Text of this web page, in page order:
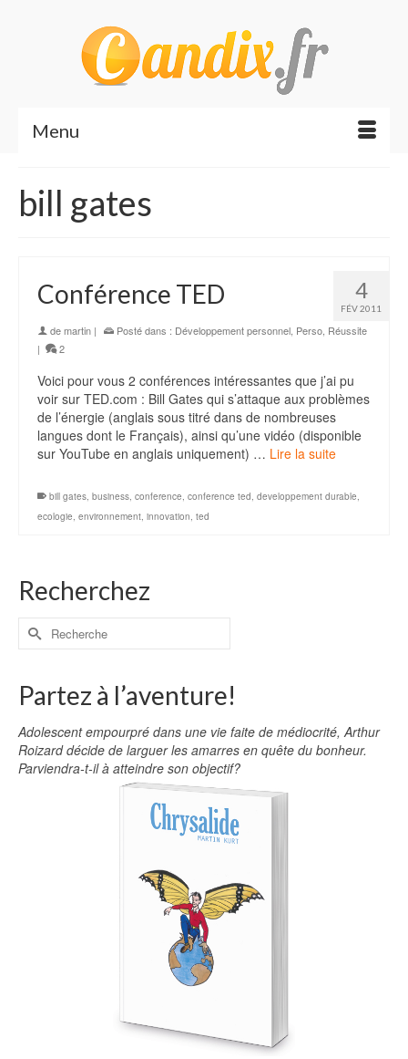
Menu
bill gates
4
FÉV 2011
Conférence TED
demartin | Posté dans : Développement personnel Perso Réussite
|
2
Voici pour vous 2 conférences intéressantes que j’ai pu
voir sur TED.com : Bill Gates qui s’attaque aux problèmes
de l’énergie (anglais sous titré dans de nombreuses
langues dont le Français), ainsi qu’une vidéo (disponible
sur YouTube en anglais uniquement) … Lire la suite
bill gates, business, conference, conference ted, developpement durable,
ecologie, environnement, innovation, ted
Recherchez
Partez à l’aventure!
Adolescent empourpré dans une vie faite de médiocrité, Arthur
Roizard décide de larguer les amarres en quête du bonheur.
Parviendra-t-il à atteindre son objectif?